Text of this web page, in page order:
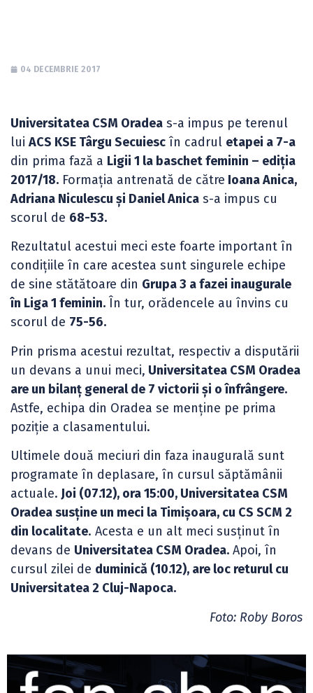
04 DECEMBRIE 2017
Universitatea CSM Oradea s-a impus pe terenul
lui ACS KSE Târgu Secuiesc în cadrul etapei a 7-a
din prima fază a Ligii 1 la baschet feminin – ediția
2017/18. Formația antrenată de către Ioana Anica,
Adriana Niculescu și Daniel Anica s-a impus cu
scorul de 68-53.
Rezultatul acestui meci este foarte important în
condițiile în care acestea sunt singurele echipe
de sine stătătoare din Grupa 3 a fazei inaugurale
în Liga 1 feminin. În tur, orădencele au învins cu
scorul de 75-56.
Prin prisma acestui rezultat, respectiv a disputării
un devans a unui meci, Universitatea CSM Oradea
are un bilanț general de 7 victorii și o înfrângere.
Astfe, echipa din Oradea se menține pe prima
poziție a clasamentului.
Ultimele două meciuri din faza inaugurală sunt
programate în deplasare, în cursul săptămânii
actuale. Joi (07.12), ora 15:00, Universitatea CSM
Oradea susține un meci la Timișoara, cu CS SCM 2
din localitate. Acesta e un alt meci susținut în
devans de Universitatea CSM Oradea. Apoi, în
cursul zilei de duminică (10.12), are loc returul cu
Universitatea 2 Cluj-Napoca.
Foto: Roby Boros